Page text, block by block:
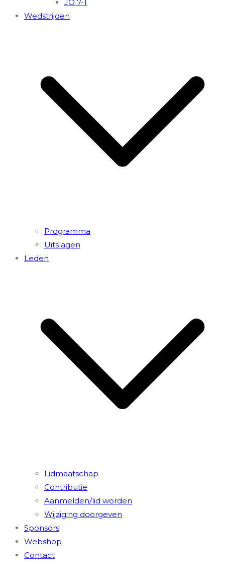
JO 7-1
Wedstrijden
Programma
Uitslagen
Leden
Lidmaatschap
Contributie
Aanmelden/lid worden
Wijziging doorgeven
Sponsors
Webshop
Contact